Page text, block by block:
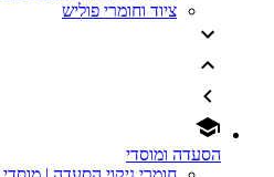
ציוד וחומרי פוליש
הסעדה ומוסדי